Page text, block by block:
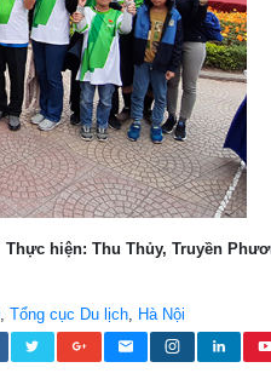
Thực hiện: Thu Thủy, Truyền
, Tổng cục Du lịch, Hà Nội